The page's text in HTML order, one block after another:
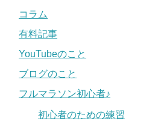
コラム
有料記事
YouTubeのこと
ブログのこと
フルマラソン初心者♪
初心者のための練習